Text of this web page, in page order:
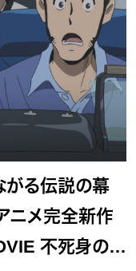
がる伝説の幕
ニメ完全新作
不死身の血